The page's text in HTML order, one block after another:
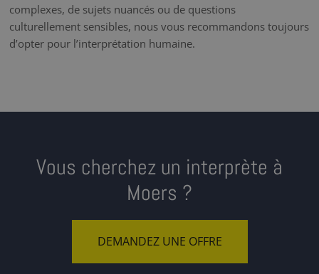
complexes, de sujets nuancés ou de questions
culturellement sensibles, nous vous recommandons toujours
d’opter pour l’interprétation humaine.
Vous cherchez un interprète à
Moers ?
DEMANDEZ UNE OFFRE